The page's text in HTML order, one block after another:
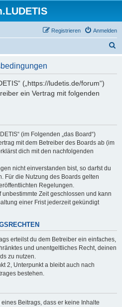
Anmelden
Registrieren
(„https://ludetis.de/forum“)
ein Vertrag mit folgenden
(im Folgenden „das Board“)
mit dem Betreiber des Boards ab (im
dich mit den nachfolgenden
nicht einverstanden bist, so darfst du
Für die Nutzung des Boards gelten
Regelungen.
unbestimmte Zeit geschlossen und kann
einer Frist jederzeit gekündigt
erteilst du dem Betreiber ein einfaches,
und unentgeltliches Recht, deinen
zu nutzen.
2, Unterpunkt a bleibt auch nach
bestehen.
Beitrags, dass er keine Inhalte